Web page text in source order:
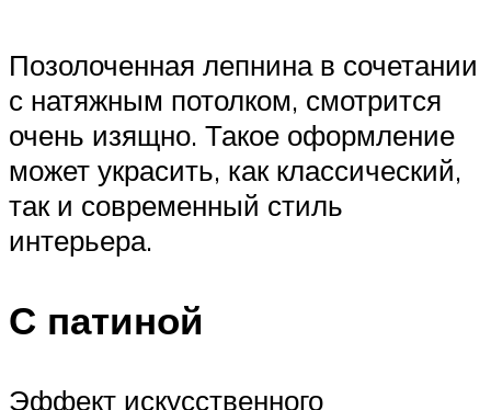
Позолоченная лепнина в сочетании
с натяжным потолком, смотрится
очень изящно. Такое оформление
может украсить, как классический,
так и современный стиль
интерьера.
С патиной
Эффект искусственного